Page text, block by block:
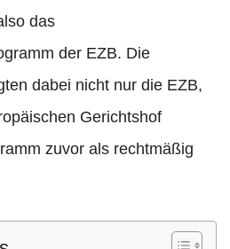
das
der EZB. Die
dabei nicht nur die EZB,
Gerichtshof
zuvor als rechtmäßig